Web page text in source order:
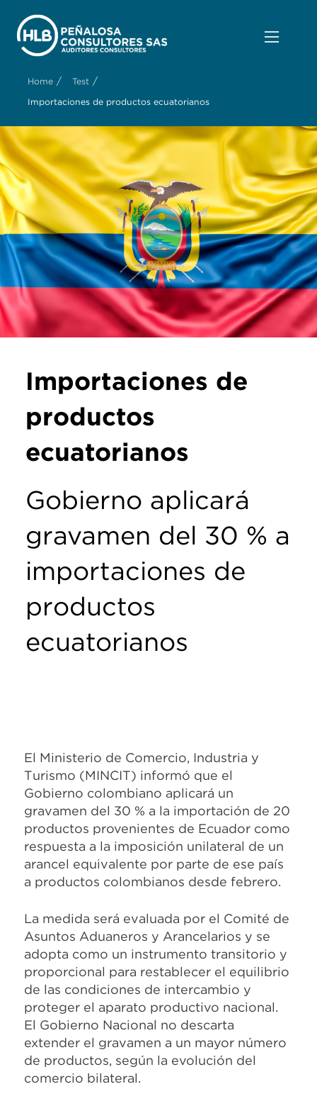
Home / Test /
Importaciones de productos ecuatorianos
Importaciones de
productos
ecuatorianos
Gobierno aplicará
gravamen del 30 % a
importaciones de
productos
ecuatorianos
El Ministerio de Comercio, Industria y
Turismo (MINCIT) informó que el
Gobierno colombiano aplicará un
gravamen del 30 % a la importación de 20
productos provenientes de Ecuador como
respuesta a la imposición unilateral de un
arancel equivalente por parte de ese país
a productos colombianos desde febrero.
La medida será evaluada por el Comité de
Asuntos Aduaneros y Arancelarios y se
adopta como un instrumento transitorio y
proporcional para restablecer el equilibrio
de las condiciones de intercambio y
proteger el aparato productivo nacional.
El Gobierno Nacional no descarta
extender el gravamen a un mayor número
de productos, según la evolución del
comercio bilateral.